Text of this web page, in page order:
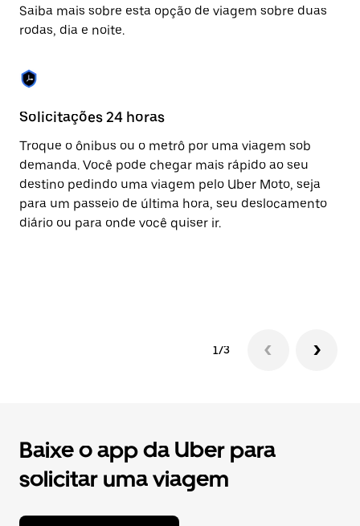
Saiba mais sobre esta opção de viagem sobre duas
rodas, dia e noite.
Solicitações 24 horas
Troque o ônibus ou o metrô por uma viagem sob
demanda. Você pode chegar mais rápido ao seu
destino pedindo uma viagem pelo Uber Moto, seja
para um passeio de última hora, seu deslocamento
diário ou para onde você quiser ir.
1/3
Baixe o app da Uber para
solicitar uma viagem